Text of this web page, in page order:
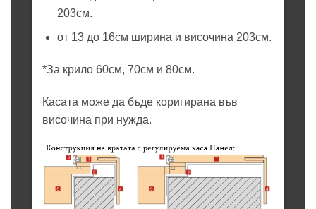
203см.
от 13 до 16см ширина и височина 203см.
*За крило 60см, 70см и 80см.
Касата може да бъде коригирана във
височина при нужда.